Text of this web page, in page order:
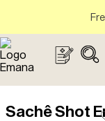
Sachê Shot